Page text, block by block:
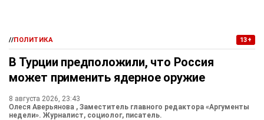
//ПОЛИТИКА 13+
В Турции предположили, что Россия
может применить ядерное оружие
8 августа 2026, 23:43
Олеся Аверьянова , Заместитель главного редактора «Аргументы
недели». Журналист, социолог, писатель.